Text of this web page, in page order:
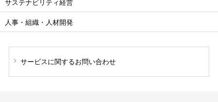
サステナビリティ経営
人事・組織・人材開発
サービスに関するお問い合わせ